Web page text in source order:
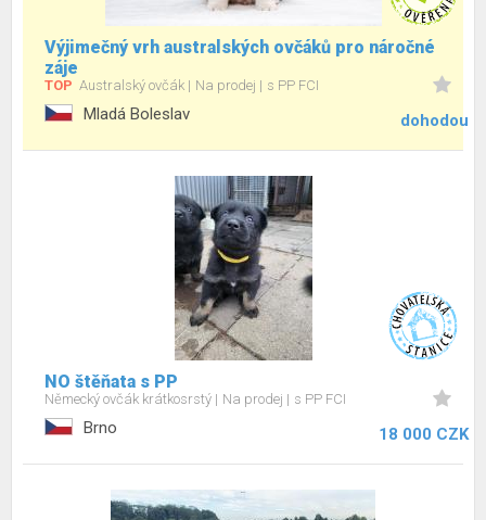
Výjimečný vrh australských ovčáků pro náročné
záje
TOP Australský ovčák Na prodej s PP FCI
Mladá Boleslav dohodou
NO štěňata s PP
Německý ovčák krátkosrstý Na prodej s PP FCI
Brno 18 000 CZK